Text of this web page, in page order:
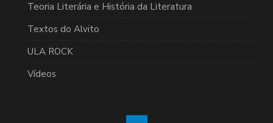
Teoria Literária e História da Literatura
Textos do Alvito
ULA ROCK
Vídeos